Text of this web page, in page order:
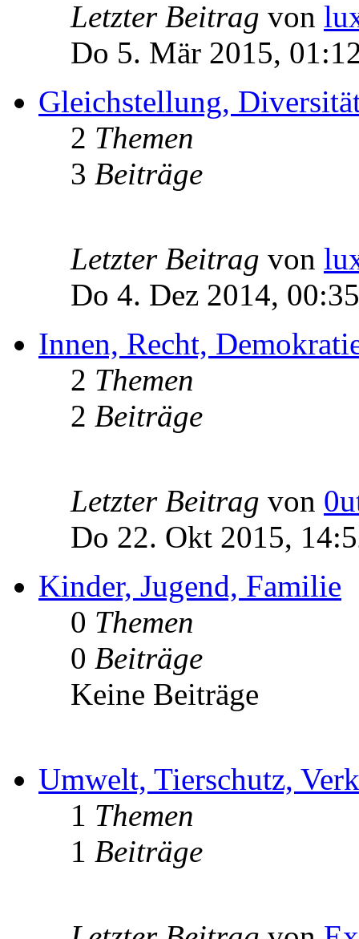
Letzter Beitrag von
Do 5. Mär 2015,
Gleichstellung,
2 Themen
3 Beiträge
Letzter Beitrag von
Do 4. Dez 2014, 00:35
Innen, Recht,
2 Themen
2 Beiträge
Letzter Beitrag von
Do 22. Okt 2015,
Kinder, Jugend, Familie
0 Themen
0 Beiträge
Keine Beiträge
Umwelt, Tierschutz,
1 Themen
1 Beiträge